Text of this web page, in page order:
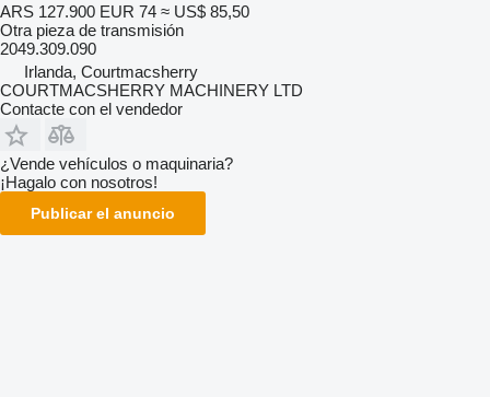
ARS 127.900 EUR 74 ≈ US$ 85,50
Otra pieza de transmisión
2049.309.090
Irlanda, Courtmacsherry
COURTMACSHERRY MACHINERY LTD
Contacte con el vendedor
¿Vende vehículos o maquinaria?
¡Hagalo con nosotros!
Publicar el anuncio